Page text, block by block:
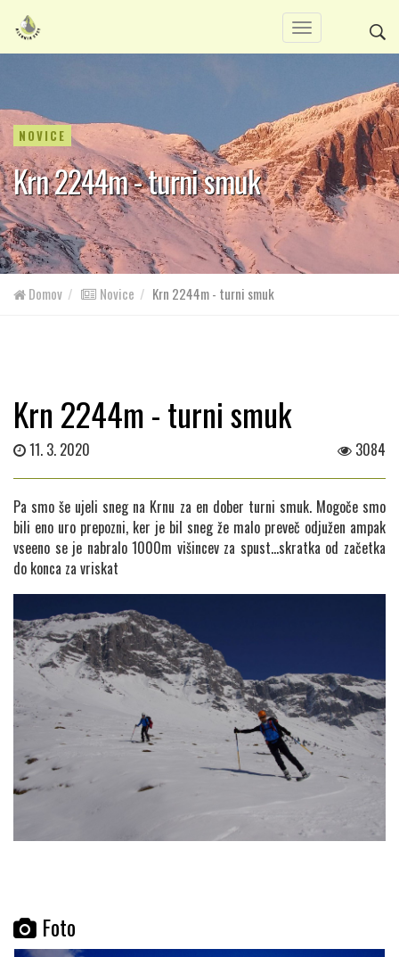
NOVICE
Krn 2244m - turni smuk
Domov Novice Krn 2244m - turni smuk
Krn 2244m - turni smuk
11. 3. 2020 3084
Pa smo še ujeli sneg na Krnu za en dober turni smuk. Mogoče smo
bili eno uro prepozni, ker je bil sneg že malo preveč odjužen ampak
vseeno se je nabralo 1000m višincev za spust...skratka od začetka
do konca za vriskat
Foto